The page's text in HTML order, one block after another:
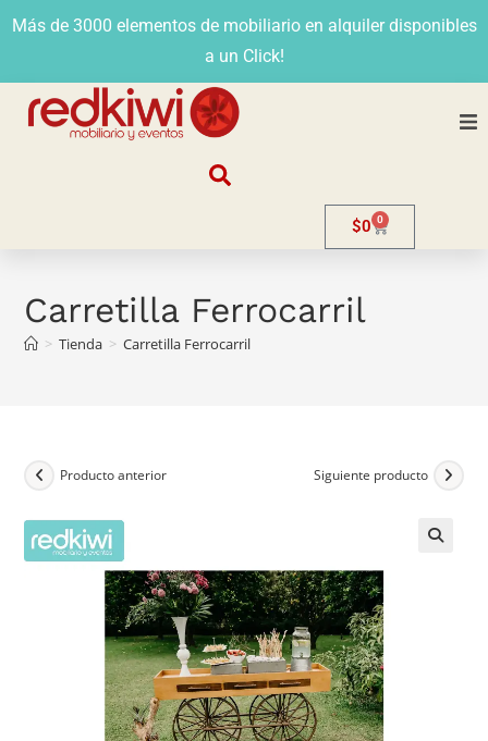
Más de 3000 elementos de mobiliario en alquiler disponibles
a un Click!
Contacto
$0 0
Carretilla Ferrocarril
> Tienda > Carretilla Ferrocarril
Producto anterior Siguiente producto